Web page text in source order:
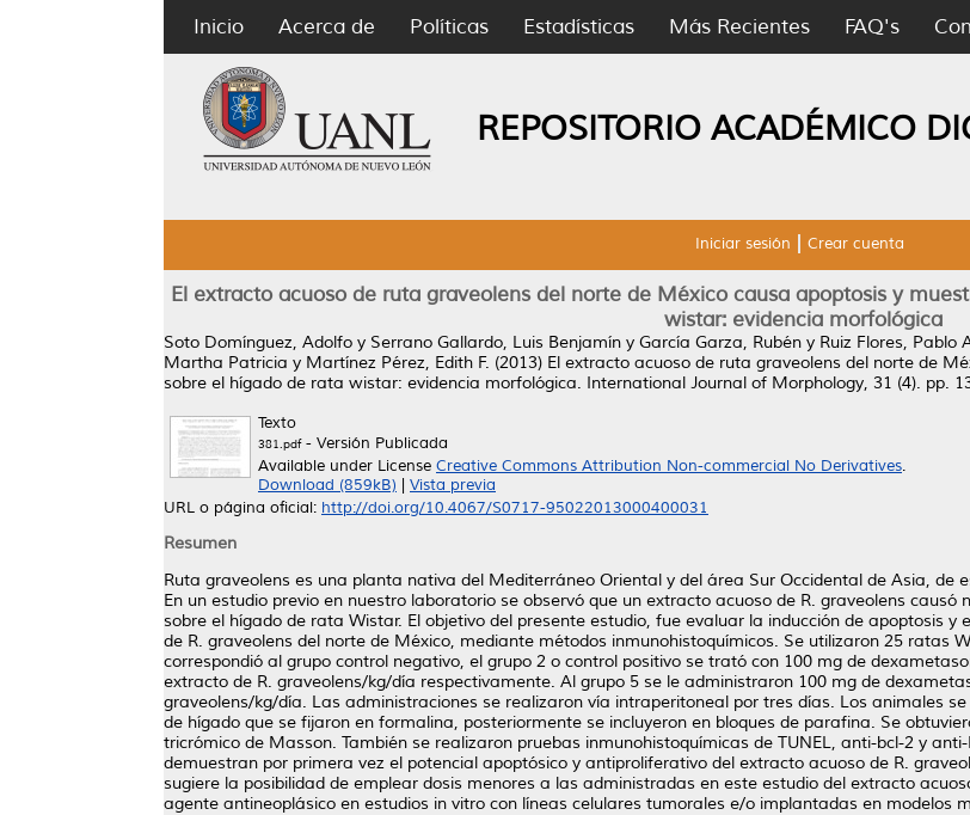
Inicio Acerca de Políticas Estadísticas Más Recientes FAQ's
REPOSITORIO ACADÉMICO
Iniciar sesión Crear cuenta
El extracto acuoso de ruta graveolens del norte de México causa apoptosis y
wistar: evidencia morfológica
Soto Domínguez, Adolfo y Serrano Gallardo, Luis Benjamín y García Garza, Rubén y Ruiz Flores, Pablo
Martha Patricia y Martínez Pérez, Edith F. (2013) El extracto acuoso de ruta graveolens del norte de
sobre el hígado de rata wistar: evidencia morfológica. International Journal of Morphology, 31 (4). pp.
Texto
381.pdf- Versión Publicada
Available under License Creative Commons Attribution Non-commercial No Derivatives.
Download (859kB)
Vista previa
URL o página oficial: http://doi.org/10.4067/S0717-95022013000400031
Resumen
Ruta graveolens es una planta nativa del Mediterráneo Oriental y del área Sur Occidental de Asia, de
En un estudio previo en nuestro laboratorio se observó que un extracto acuoso de R. graveolens
sobre el hígado de rata Wistar. El objetivo del presente estudio, fue evaluar la inducción de apoptosis
de R. graveolens del norte de México, mediante métodos inmunohistoquímicos. Se utilizaron 25 ratas
correspondió al grupo control negativo, el grupo 2 o control positivo se trató con 100 mg de
extracto de R. graveolens/kg/día respectivamente. Al grupo 5 se le administraron 100 mg de
graveolens/kg/día. Las administraciones se realizaron vía intraperitoneal por tres días. Los animales
de hígado que se fijaron en formalina, posteriormente se incluyeron en bloques de parafina. Se
tricrómico de Masson. También se realizaron pruebas inmunohistoquímicas de TUNEL, anti-bcl-2 y
demuestran por primera vez el potencial apoptósico y antiproliferativo del extracto acuoso de R.
sugiere la posibilidad de emplear dosis menores a las administradas en este estudio del extracto
agente antineoplásico en estudios in vitro con líneas celulares tumorales e/o implantadas en modelos